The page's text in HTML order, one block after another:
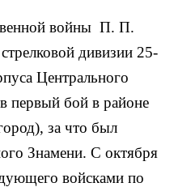
войны П. П.
дивизии 25-
Центрального
первый бой в районе
за что был
Знамени. С октября
войсками по